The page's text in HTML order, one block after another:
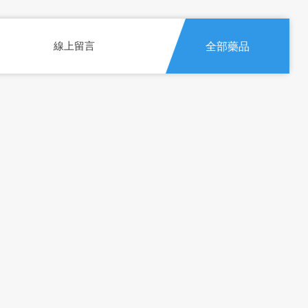
線上留言 全部藥品